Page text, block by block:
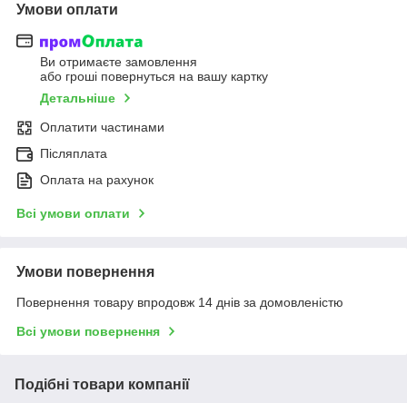
Умови оплати
Ви отримаєте замовлення
або гроші повернуться на вашу картку
Детальніше
Оплатити частинами
Післяплата
Оплата на рахунок
Всі умови оплати
Умови повернення
Повернення товару впродовж 14 днів за домовленістю
Всі умови повернення
Подібні товари компанії